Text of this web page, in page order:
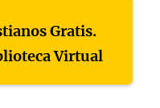
Gratis.
Virtual